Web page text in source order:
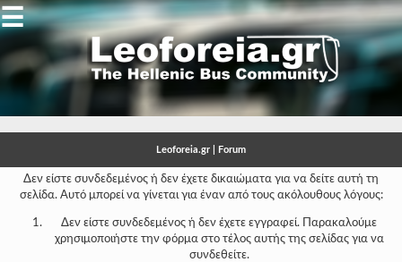
Gallery
Gallery
-
-
☰
Leoforeia.gr | Forum
Δεν είστε συνδεδεμένος ή δεν έχετε δικαιώματα για να δείτε αυτή τη
σελίδα. Αυτό μπορεί να γίνεται για έναν από τους ακόλουθους λόγους:
Δεν είστε συνδεδεμένος ή δεν έχετε εγγραφεί. Παρακαλούμε
χρησιμοποιήστε την φόρμα στο τέλος αυτής της σελίδας για να
συνδεθείτε.